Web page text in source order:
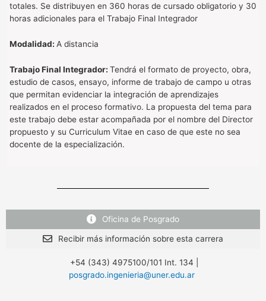
totales. Se distribuyen en 360 horas de cursado obligatorio y 30
horas adicionales para el Trabajo Final Integrador
Modalidad: A distancia
Trabajo Final Integrador: Tendrá el formato de proyecto, obra,
estudio de casos, ensayo, informe de trabajo de campo u otras
que permitan evidenciar la integración de aprendizajes
realizados en el proceso formativo. La propuesta del tema para
este trabajo debe estar acompañada por el nombre del Director
propuesto y su Curriculum Vitae en caso de que este no sea
docente de la especialización.
Oficina de Posgrado
Recibir más información sobre esta carrera
+54 (343) 4975100/101 Int. 134 |
posgrado.ingenieria@uner.edu.ar